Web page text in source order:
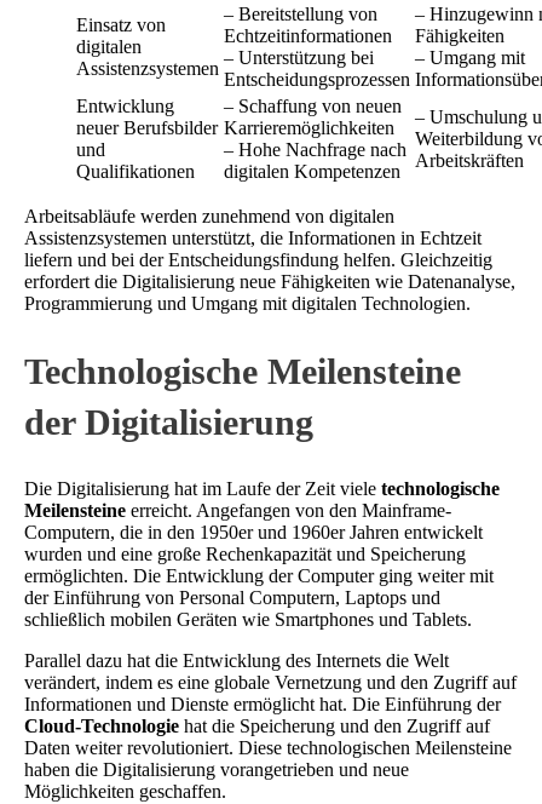
Einsatz von
digitalen
Assistenzsystemen
– Bereitstellung von
Echtzeitinformationen
– Unterstützung bei
Entscheidungsprozessen
– Hinzugewinn
Fähigkeiten
– Umgang mit
Entwicklung
neuer Berufsbilder
und
Qualifikationen
– Schaffung von neuen
Karrieremöglichkeiten
– Hohe Nachfrage nach
digitalen Kompetenzen
– Umschulung
Weiterbildung
Arbeitskräften
Arbeitsabläufe werden zunehmend von digitalen
Assistenzsystemen unterstützt, die Informationen in Echtzeit
liefern und bei der Entscheidungsfindung helfen. Gleichzeitig
erfordert die Digitalisierung neue Fähigkeiten wie Datenanalyse,
Programmierung und Umgang mit digitalen Technologien.
Technologische Meilensteine
der Digitalisierung
Die Digitalisierung hat im Laufe der Zeit viele technologische
Meilensteine erreicht. Angefangen von den Mainframe-
Computern, die in den 1950er und 1960er Jahren entwickelt
wurden und eine große Rechenkapazität und Speicherung
ermöglichten. Die Entwicklung der Computer ging weiter mit
der Einführung von Personal Computern, Laptops und
schließlich mobilen Geräten wie Smartphones und Tablets.
Parallel dazu hat die Entwicklung des Internets die Welt
verändert, indem es eine globale Vernetzung und den Zugriff auf
Informationen und Dienste ermöglicht hat. Die Einführung der
Cloud-Technologie hat die Speicherung und den Zugriff auf
Daten weiter revolutioniert. Diese technologischen Meilensteine
haben die Digitalisierung vorangetrieben und neue
Möglichkeiten geschaffen.